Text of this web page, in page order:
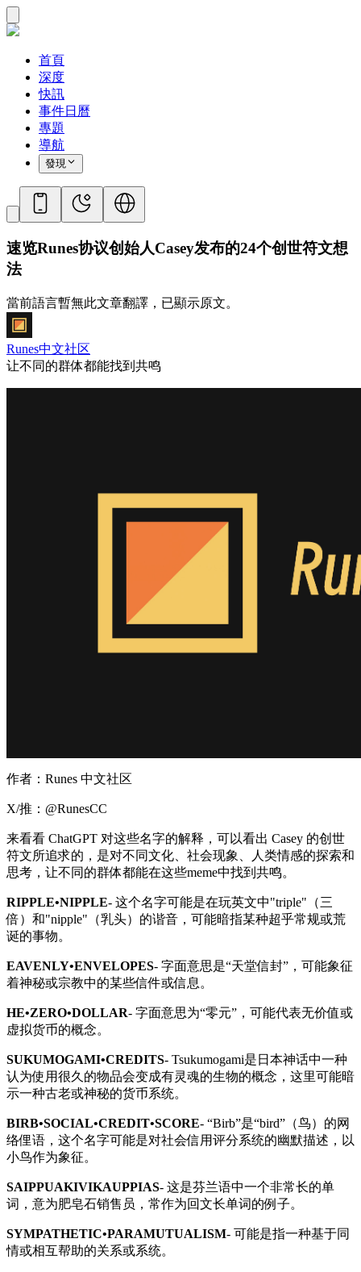
首頁
深度
快訊
事件日曆
專題
導航
發現
速览Runes协议创始人Casey发布的24个创世符文想
法
當前語言暫無此文章翻譯，已顯示原文。
Runes中文社区
让不同的群体都能找到共鸣
作者：Runes 中文社区
X/推：@RunesCC
来看看 ChatGPT 对这些名字的解释，可以看出 Casey 的创世
符文所追求的，是对不同文化、社会现象、人类情感的探索和
思考，让不同的群体都能在这些meme中找到共鸣。
RIPPLE•NIPPLE- 这个名字可能是在玩英文中"triple"（三
倍）和"nipple"（乳头）的谐音，可能暗指某种超乎常规或荒
诞的事物。
EAVENLY•ENVELOPES- 字面意思是“天堂信封”，可能象征
着神秘或宗教中的某些信件或信息。
HE•ZERO•DOLLAR- 字面意思为“零元”，可能代表无价值或
虚拟货币的概念。
SUKUMOGAMI•CREDITS- Tsukumogami是日本神话中一种
认为使用很久的物品会变成有灵魂的生物的概念，这里可能暗
示一种古老或神秘的货币系统。
BIRB•SOCIAL•CREDIT•SCORE- “Birb”是“bird”（鸟）的网
络俚语，这个名字可能是对社会信用评分系统的幽默描述，以
小鸟作为象征。
SAIPPUAKIVIKAUPPIAS- 这是芬兰语中一个非常长的单
词，意为肥皂石销售员，常作为回文长单词的例子。
SYMPATHETIC•PARAMUTUALISM- 可能是指一种基于同
情或相互帮助的关系或系统。